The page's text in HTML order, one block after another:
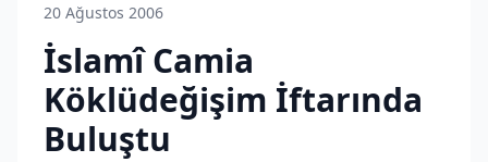
20 Ağustos 2006
İslamî Camia
Köklüdeğişim İftarında
Buluştu